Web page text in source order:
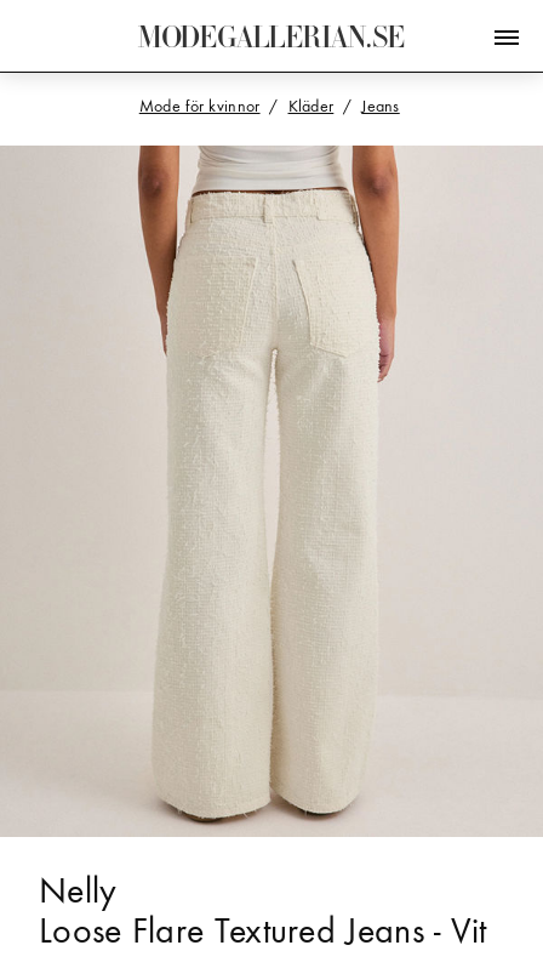
MODEGALLERIAN.SE
Mode för kvinnor Kläder Jeans
Nelly
Loose Flare Textured Jeans - Vit